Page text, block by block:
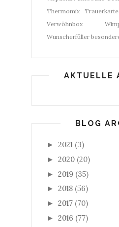
Thermomix
Trauerkarte
Verwöhnbox
Wunscherfüller
AKTUELLE
BLOG
► 2021 (3)
► 2020 (20)
► 2019 (35)
► 2018 (56)
► 2017 (70)
► 2016 (77)